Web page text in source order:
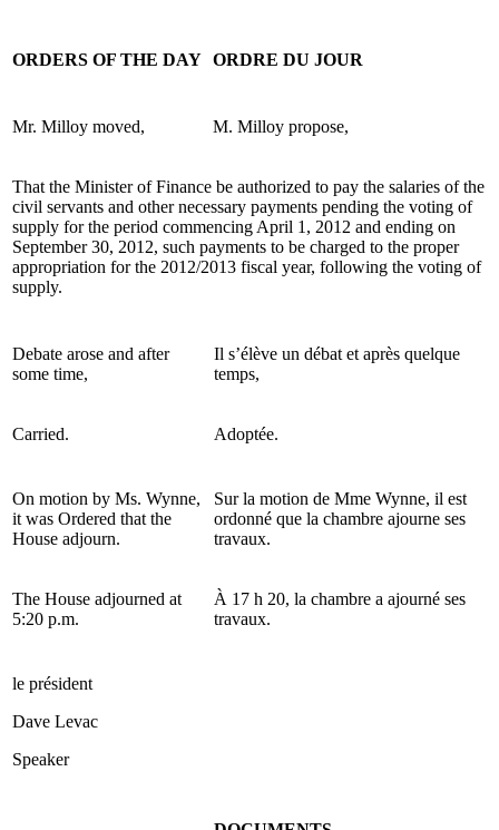
ORDERS OF THE DAY ORDRE DU JOUR
Mr. Milloy moved, M. Milloy propose,
That the Minister of Finance be authorized to pay the salaries of the
civil servants and other necessary payments pending the voting of
supply for the period commencing April 1, 2012 and ending on
September 30, 2012, such payments to be charged to the proper
appropriation for the 2012/2013 fiscal year, following the voting of
supply.
Debate arose and after
some time,
Il s’élève un débat et après quelque
temps,
Carried. Adoptée.
On motion by Ms. Wynne,
it was Ordered that the
House adjourn.
Sur la motion de Mme Wynne, il est
ordonné que la chambre ajourne ses
travaux.
The House adjourned at
5:20 p.m.
À 17 h 20, la chambre a ajourné ses
travaux.
le président
Dave Levac
Speaker